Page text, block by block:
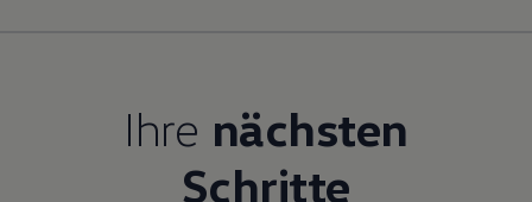
Ihre nächsten
Schritte